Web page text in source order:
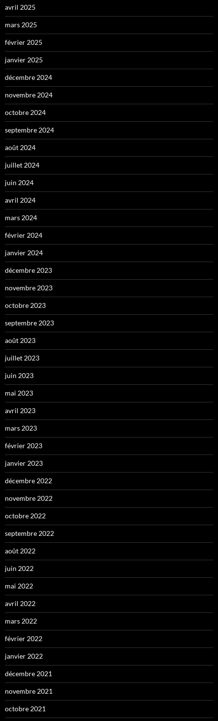
avril 2025
mars 2025
février 2025
janvier 2025
décembre 2024
novembre 2024
octobre 2024
septembre 2024
août 2024
juillet 2024
juin 2024
avril 2024
mars 2024
février 2024
janvier 2024
décembre 2023
novembre 2023
octobre 2023
septembre 2023
août 2023
juillet 2023
juin 2023
mai 2023
avril 2023
mars 2023
février 2023
janvier 2023
décembre 2022
novembre 2022
octobre 2022
septembre 2022
août 2022
juin 2022
mai 2022
avril 2022
mars 2022
février 2022
janvier 2022
décembre 2021
novembre 2021
octobre 2021